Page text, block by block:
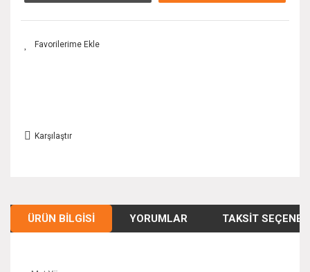
Karşılaştır
ÜRÜN BILGISI YORUMLAR TAKSIT